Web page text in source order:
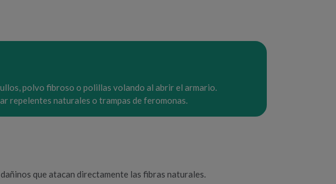
polvo fibroso o polillas volando al abrir el armario.
repelentes naturales o trampas de feromonas.
que atacan directamente las fibras naturales.